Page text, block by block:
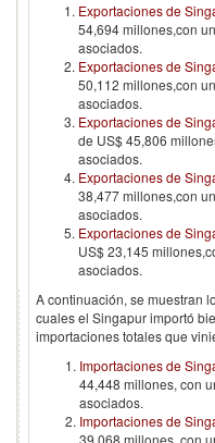
Exportaciones de
54,694 millones,con
asociados.
Exportaciones de
50,112 millones,con
asociados.
Exportaciones de
de US$ 45,806
asociados.
Exportaciones de
38,477 millones,con
asociados.
Exportaciones de
US$ 23,145
asociados.
A continuación, se muestran
cuales el Singapurimportó
importaciones totales que
Importaciones de
44,448 millones, con
asociados.
Importaciones de
39,068 millones, con